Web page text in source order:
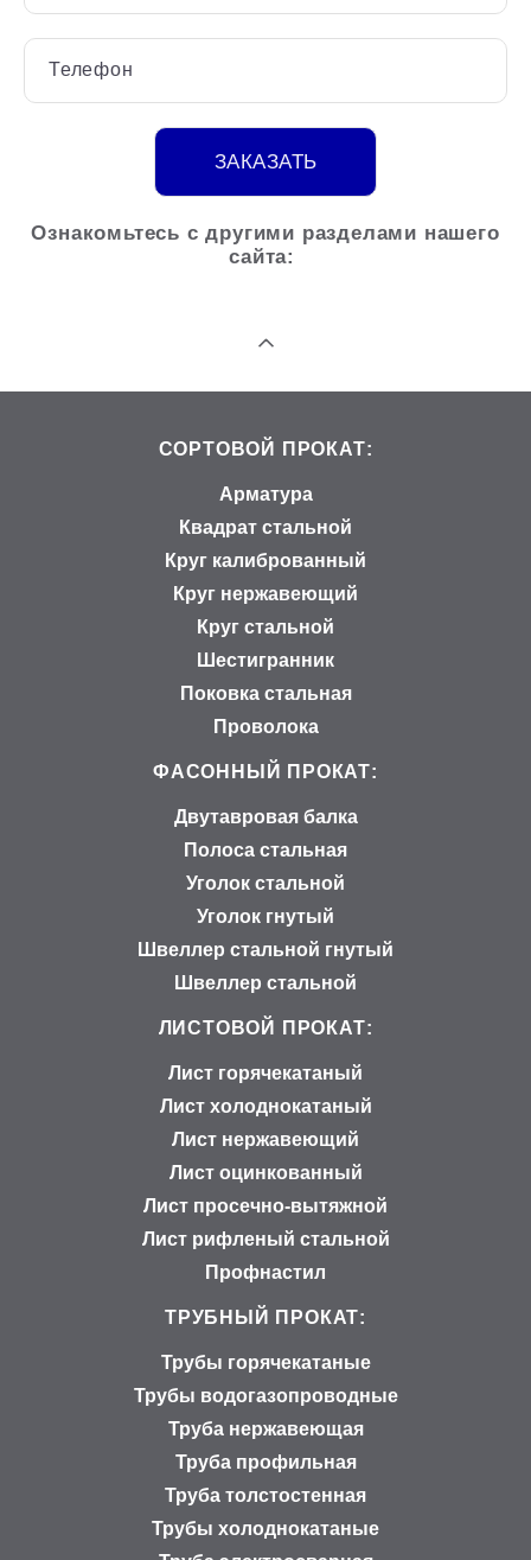
Телефон
ЗАКАЗАТЬ
Ознакомьтесь с другими разделами нашего
сайта:
СОРТОВОЙ ПРОКАТ:
Арматура
Квадрат стальной
Круг калиброванный
Круг нержавеющий
Круг стальной
Шестигранник
Поковка стальная
Проволока
ФАСОННЫЙ ПРОКАТ:
Двутавровая балка
Полоса стальная
Уголок стальной
Уголок гнутый
Швеллер стальной гнутый
Швеллер стальной
ЛИСТОВОЙ ПРОКАТ:
Лист горячекатаный
Лист холоднокатаный
Лист нержавеющий
Лист оцинкованный
Лист просечно-вытяжной
Лист рифленый стальной
Профнастил
ТРУБНЫЙ ПРОКАТ:
Трубы горячекатаные
Трубы водогазопроводные
Труба нержавеющая
Труба профильная
Труба толстостенная
Трубы холоднокатаные